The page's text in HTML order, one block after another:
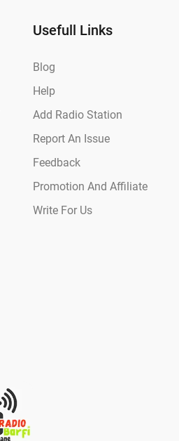
Usefull Links
Blog
Help
Add Radio Station
Report An Issue
Feedback
Promotion And Affiliate
Write For Us